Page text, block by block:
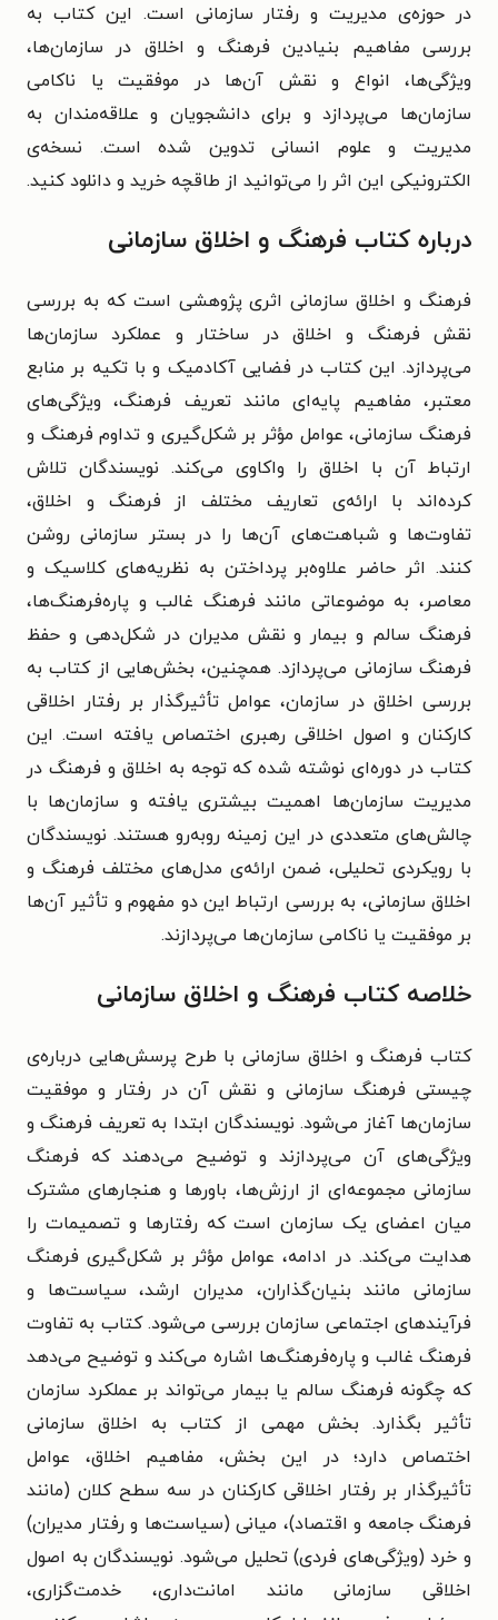
در حوزه‌ی مدیریت و رفتار سازمانی است. این کتاب به
بررسی مفاهیم بنیادین فرهنگ و اخلاق در سازمان‌ها،
ویژگی‌ها، انواع و نقش آن‌ها در موفقیت یا ناکامی
سازمان‌ها می‌پردازد و برای دانشجویان و علاقه‌مندان به
مدیریت و علوم انسانی تدوین شده است. نسخه‌ی
الکترونیکی این اثر را می‌توانید از طاقچه خرید و دانلود کنید.
درباره کتاب فرهنگ و اخلاق سازمانی
فرهنگ و اخلاق سازمانی اثری پژوهشی است که به بررسی
نقش فرهنگ و اخلاق در ساختار و عملکرد سازمان‌ها
می‌پردازد. این کتاب در فضایی آکادمیک و با تکیه بر منابع
معتبر، مفاهیم پایه‌ای مانند تعریف فرهنگ، ویژگی‌های
فرهنگ سازمانی، عوامل مؤثر بر شکل‌گیری و تداوم فرهنگ و
ارتباط آن با اخلاق را واکاوی می‌کند. نویسندگان تلاش
کرده‌اند با ارائه‌ی تعاریف مختلف از فرهنگ و اخلاق،
تفاوت‌ها و شباهت‌های آن‌ها را در بستر سازمانی روشن
کنند. اثر حاضر علاوه‌بر پرداختن به نظریه‌های کلاسیک و
معاصر، به موضوعاتی مانند فرهنگ غالب و پاره‌فرهنگ‌ها،
فرهنگ سالم و بیمار و نقش مدیران در شکل‌دهی و حفظ
فرهنگ سازمانی می‌پردازد. همچنین، بخش‌هایی از کتاب به
بررسی اخلاق در سازمان، عوامل تأثیرگذار بر رفتار اخلاقی
کارکنان و اصول اخلاقی رهبری اختصاص یافته است. این
کتاب در دوره‌ای نوشته شده که توجه به اخلاق و فرهنگ در
مدیریت سازمان‌ها اهمیت بیشتری یافته و سازمان‌ها با
چالش‌های متعددی در این زمینه روبه‌رو هستند. نویسندگان
با رویکردی تحلیلی، ضمن ارائه‌ی مدل‌های مختلف فرهنگ و
اخلاق سازمانی، به بررسی ارتباط این دو مفهوم و تأثیر آن‌ها
بر موفقیت یا ناکامی سازمان‌ها می‌پردازند.
خلاصه کتاب فرهنگ و اخلاق سازمانی
کتاب فرهنگ و اخلاق سازمانی با طرح پرسش‌هایی درباره‌ی
چیستی فرهنگ سازمانی و نقش آن در رفتار و موفقیت
سازمان‌ها آغاز می‌شود. نویسندگان ابتدا به تعریف فرهنگ و
ویژگی‌های آن می‌پردازند و توضیح می‌دهند که فرهنگ
سازمانی مجموعه‌ای از ارزش‌ها، باورها و هنجارهای مشترک
میان اعضای یک سازمان است که رفتارها و تصمیمات را
هدایت می‌کند. در ادامه، عوامل مؤثر بر شکل‌گیری فرهنگ
سازمانی مانند بنیان‌گذاران، مدیران ارشد، سیاست‌ها و
فرآیندهای اجتماعی سازمان بررسی می‌شود. کتاب به تفاوت
فرهنگ غالب و پاره‌فرهنگ‌ها اشاره می‌کند و توضیح می‌دهد
که چگونه فرهنگ سالم یا بیمار می‌تواند بر عملکرد سازمان
تأثیر بگذارد. بخش مهمی از کتاب به اخلاق سازمانی
اختصاص دارد؛ در این بخش، مفاهیم اخلاق، عوامل
تأثیرگذار بر رفتار اخلاقی کارکنان در سه سطح کلان (مانند
فرهنگ جامعه و اقتصاد)، میانی (سیاست‌ها و رفتار مدیران)
و خرد (ویژگی‌های فردی) تحلیل می‌شود. نویسندگان به اصول
اخلاقی سازمانی مانند امانت‌داری، خدمت‌گزاری،